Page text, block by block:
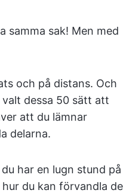
samma sak! Men med
och på distans. Och
dessa 50 sätt att
att du lämnar
delarna.
har en lugn stund på
du kan förvandla de